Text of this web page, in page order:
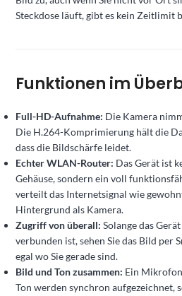
Steckdose läuft, gibt es kein Zeitlimit
Funktionen im
Full-HD-Aufnahme: Die Kamera
Die H.264-Komprimierung hält die
dass die Bildschärfe leidet.
Echter WLAN-Router: Das Gerät ist
Gehäuse, sondern ein voll
verteilt das Internetsignal wie
Hintergrund als Kamera.
Zugriff von überall: Solange das
verbunden ist, sehen Sie das Bild per
egal wo Sie gerade sind.
Bild und Ton zusammen: Ein
Ton werden synchron aufgezeichnet,